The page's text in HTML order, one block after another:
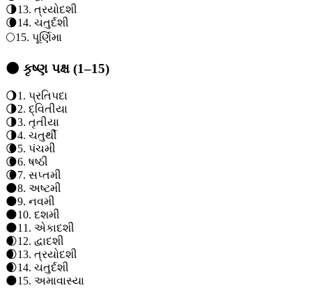
🌗13. ત્રયોદશી
🌘14. ચતુર્દશી
🌕15. પૂર્ણિમા
🌑 કૃષ્ણ પક્ષ (1–15)
🌖1 . પ્રતિપદા
🌗2. દ્વિતીયા
🌗3. તૃતીયા
🌗4. ચતુર્થી
🌘5. પંચમી
🌘6. ષષ્ઠી
🌘7. સપ્તમી
🌑8. અષ્ટમી
🌑9. નવમી
🌑10. દશમી
🌑11 . એકાદશી
🌒12. દ્વાદશી
🌒13. ત્રયોદશી
🌒14. ચતુર્દશી
🌑15. અમાવાસ્યા